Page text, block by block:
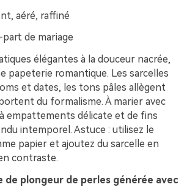
aéré, raffiné
de mariage
élégantes à la douceur nacrée,
papeterie romantique. Les sarcelles
et dates, les tons pâles allègent
du formalisme. À marier avec
empattements délicate et de fins
intemporel. Astuce : utilisez le
papier et ajoutez du sarcelle en
contraste.
de plongeur de perles générée avec